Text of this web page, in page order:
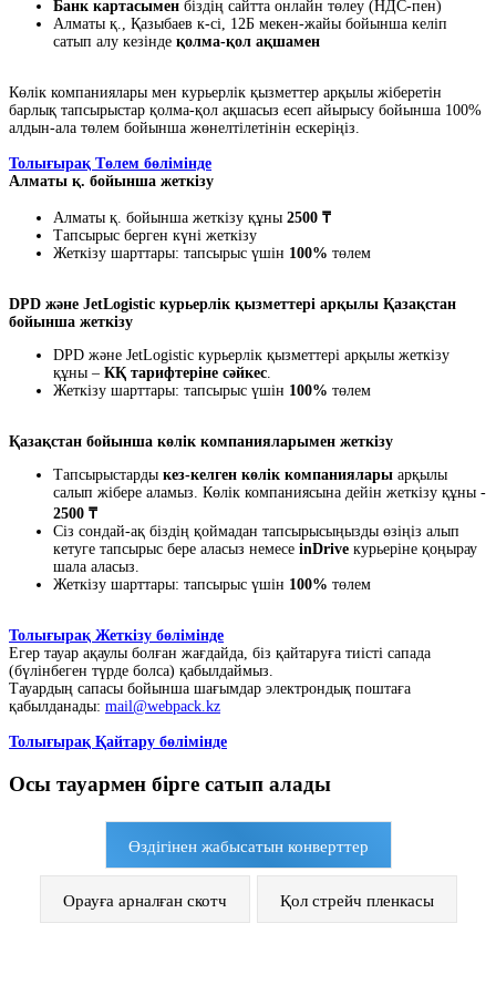
Банк картасымен біздің сайтта онлайн төлеу (НДС-пен)
Алматы қ., Қазыбаев к-сі, 12Б мекен-жайы бойынша келіп
сатып алу кезінде қолма-қол ақшамен
Көлік компаниялары мен курьерлік қызметтер арқылы жіберетін
барлық тапсырыстар қолма-қол ақшасыз есеп айырысу бойынша 100%
алдын-ала төлем бойынша жөнелтілетінін ескеріңіз.
Толығырақ Төлем бөлімінде
Алматы қ. бойынша жеткізу
Алматы қ. бойынша жеткізу құны 2500 ₸
Тапсырыс берген күні жеткізу
Жеткізу шарттары: тапсырыс үшін 100% төлем
DPD және JetLogistic курьерлік қызметтері арқылы Қазақстан
бойынша жеткізу
DPD және JetLogistic курьерлік қызметтері арқылы жеткізу
құны – КҚ тарифтеріне сәйкес.
Жеткізу шарттары: тапсырыс үшін 100% төлем
Қазақстан бойынша көлік компанияларымен жеткізу
Тапсырыстарды кез-келген көлік компаниялары арқылы
салып жібере аламыз. Көлік компаниясына дейін жеткізу құны -
2500 ₸
Сіз сондай-ақ біздің қоймадан тапсырысыңызды өзіңіз алып
кетуге тапсырыс бере аласыз немесе inDrive курьеріне қоңырау
шала аласыз.
Жеткізу шарттары: тапсырыс үшін 100% төлем
Толығырақ Жеткізу бөлімінде
Егер тауар ақаулы болған жағдайда, біз қайтаруға тиісті сапада
(бүлінбеген түрде болса) қабылдаймыз.
Тауардың сапасы бойынша шағымдар электрондық поштаға
қабылданады: mail@webpack.kz
Толығырақ Қайтару бөлімінде
Осы тауармен бірге сатып алады
Өздігінен жабысатын конверттер
Орауға арналған скотч Қол стрейч пленкасы